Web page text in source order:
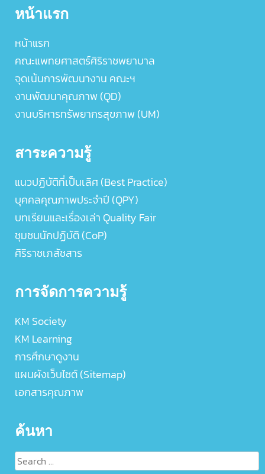
หน้าแรก
หน้าแรก
คณะแพทยศาสตร์ศิริราชพยาบาล
จุดเน้นการพัฒนางาน คณะฯ
งานพัฒนาคุณภาพ (QD)
งานบริหารทรัพยากรสุขภาพ (UM)
สาระความรู้
แนวปฏิบัติที่เป็นเลิศ (Best Practice)
บุคคลคุณภาพประจำปี (QPY)
บทเรียนและเรื่องเล่า Quality Fair
ชุมชนนักปฏิบัติ (CoP)
ศิริราชเภสัชสาร
การจัดการความรู้
KM Society
KM Learning
การศึกษาดูงาน
แผนผังเว็บไซต์ (Sitemap)
เอกสารคุณภาพ
ค้นหา
Search